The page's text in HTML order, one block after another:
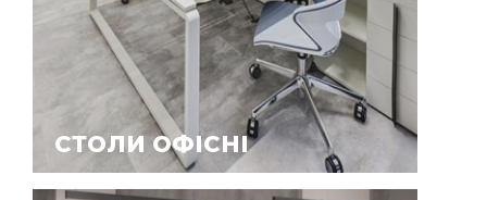
СТОЛИ ОФІСНІ